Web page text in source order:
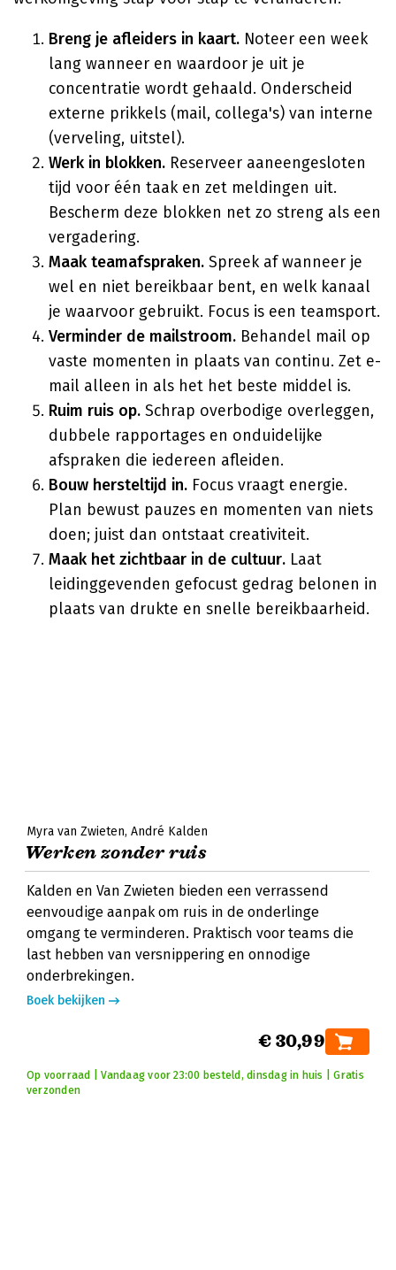
Breng je afleiders in kaart. Noteer een week
lang wanneer en waardoor je uit je
concentratie wordt gehaald. Onderscheid
externe prikkels (mail, collega's) van interne
(verveling, uitstel).
Werk in blokken. Reserveer aaneengesloten
tijd voor één taak en zet meldingen uit.
Bescherm deze blokken net zo streng als een
vergadering.
Maak teamafspraken. Spreek af wanneer je
wel en niet bereikbaar bent, en welk kanaal
je waarvoor gebruikt. Focus is een teamsport.
Verminder de mailstroom. Behandel mail op
vaste momenten in plaats van continu. Zet e-
mail alleen in als het het beste middel is.
Ruim ruis op. Schrap overbodige overleggen,
dubbele rapportages en onduidelijke
afspraken die iedereen afleiden.
Bouw hersteltijd in. Focus vraagt energie.
Plan bewust pauzes en momenten van niets
doen; juist dan ontstaat creativiteit.
Maak het zichtbaar in de cultuur. Laat
leidinggevenden gefocust gedrag belonen in
plaats van drukte en snelle bereikbaarheid.
Myra van Zwieten André Kalden
Werken zonder ruis
Kalden en Van Zwieten bieden een verrassend
eenvoudige aanpak om ruis in de onderlinge
omgang te verminderen. Praktisch voor teams die
last hebben van versnippering en onnodige
onderbrekingen.
Boek bekijken
€ 30,99
Op voorraad | Vandaag voor 23:00 besteld, dinsdag in huis | Gratis
verzonden